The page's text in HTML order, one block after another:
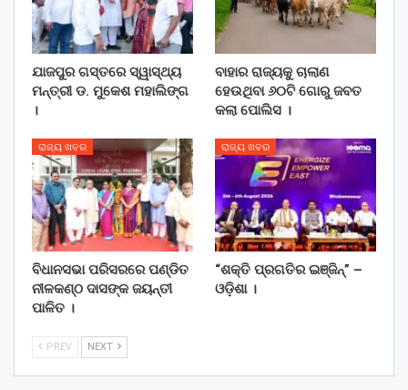
ଯାଜପୁର ଗସ୍ତରେ ସ୍ୱାସ୍ଥ୍ୟ
ମନ୍ତ୍ରୀ ଡ. ମୁକେଶ ମହାଲିଙ୍ଗ
।
ବାହାର ରାଜ୍ୟକୁ ଚାଲାଣ
ହେଉଥିବା ୬୦ଟି ଗୋରୁ ଜବତ
କଲା ପୋଲିସ ।
ରାଜ୍ୟ ଖବର
ବିଧାନସଭା ପରିସରରେ ପଣ୍ଡିତ
ନୀଳକଣ୍ଠ ଦାସଙ୍କ ଜୟନ୍ତୀ
ପାଳିତ ।
ରାଜ୍ୟ ଖବର
“ଶକ୍ତି ପ୍ରଗତିର ଇଞ୍ଜିନ୍” –
ଓଡ଼ିଶା ।
PREV NEXT